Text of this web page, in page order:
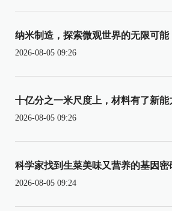
纳米制造，探索微观世界的无限可能
2026-08-05 09:26
十亿分之一米尺度上，材料有了新能
2026-08-05 09:26
科学家找到生菜美味又营养的基因密
2026-08-05 09:24